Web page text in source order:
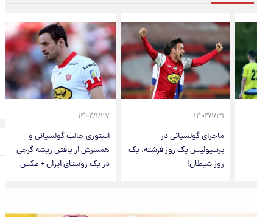
۱۴۰۴/۱/۳۱
ماجرای گولسیانی در
پرسپولیس یک روز فرشته، یک
روز شیطان!
۱۴۰۴/۱/۲۷
استوری جالب گولسیانی و
همسرش از یافتن ریشه گرجی
در یک روستای ایران + عکس